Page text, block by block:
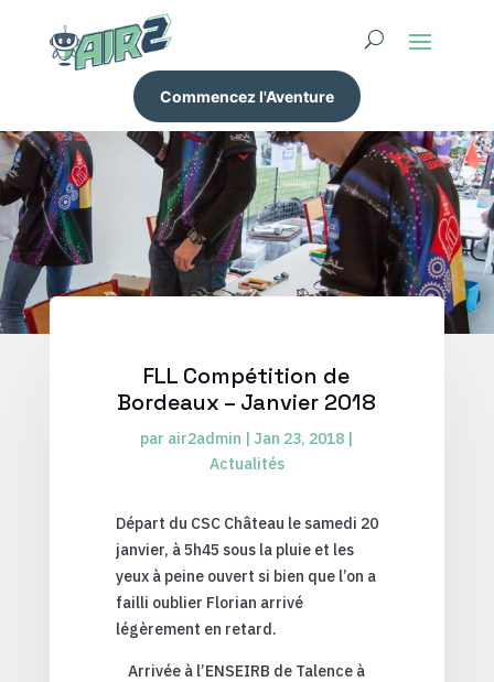
Commencez l'Aventure
FLL Compétition de
Bordeaux – Janvier 2018
par air2admin | Jan 23, 2018 |
Actualités
Départ du CSC Château le samedi 20
janvier, à 5h45 sous la pluie et les
yeux à peine ouvert si bien que l’on a
failli oublier Florian arrivé
légèrement en retard.
Arrivée à l’ENSEIRB de Talence à